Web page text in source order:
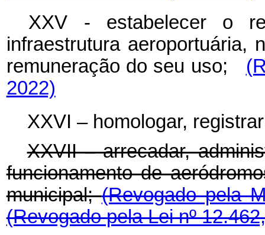
XXV - estabelecer o
infraestrutura
remuneração do seu uso;
2022)
XXVI – homologar,
XXVII – arrecadar,
funcionamento de
municipal;(Revogado pela
(Revogado pela Lei nº